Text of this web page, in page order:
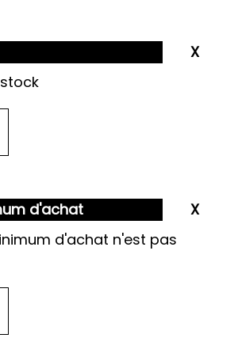
d'achat
d'achat n'est pas